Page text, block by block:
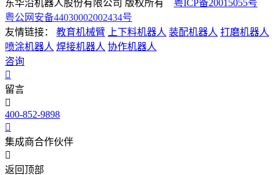
东华沿机器人股份有限公司 版权所有 粤ICP备20015055号
粤公网安备44030002002434号
友情链接：
教育机械臂 上下料机器人 装配机器人 打磨机器人
喷涂机器人 焊接机器人 协作机器人
咨询
留言
400-852-9898
集成商合作伙伴
返回顶部